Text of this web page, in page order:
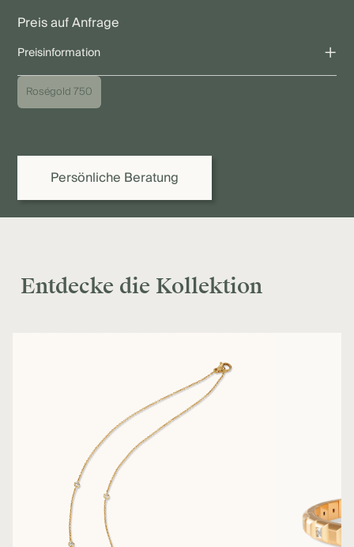
Preis auf Anfrage
Preisinformation +
Der angegebene Preis bezieht sich auf die gezeigte Ausführung.
Aufgrund individueller Ausführungen sowie Schwankungen bei
Roségold 750
Persönliche Beratung
Entdecke die Kollektion